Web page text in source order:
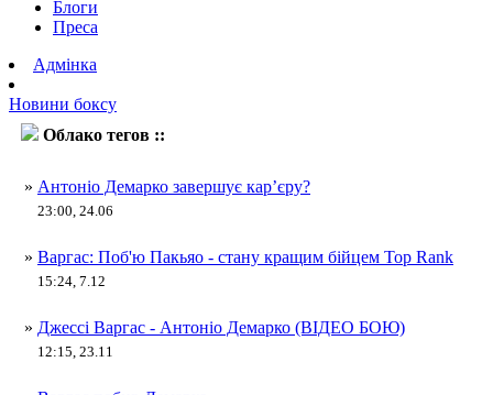
Блоги
Преса
Адмінка
Новини боксу
Облако тегов ::
» Антоніо Демарко завершує кар’єру?
23:00, 24.06
» Варгас: Поб'ю Пакьяо - стану кращим бійцем Top Rank
15:24, 7.12
» Джессі Варгас - Антоніо Демарко (ВІДЕО БОЮ)
12:15, 23.11